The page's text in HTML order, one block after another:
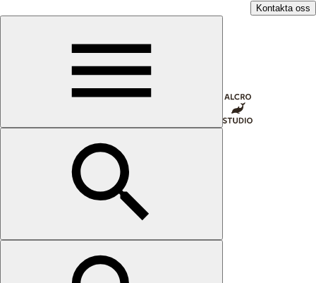
Kontakta oss